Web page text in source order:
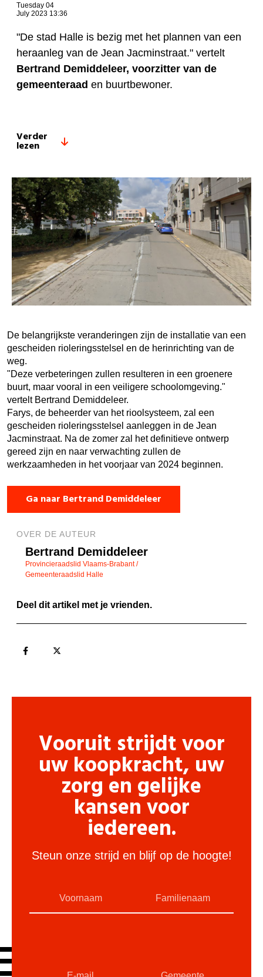
Tuesday 04
July 2023 13:36
"De stad Halle is bezig met het plannen van een
heraanleg van de Jean Jacminstraat." vertelt
Bertrand Demiddeleer, voorzitter van de
gemeenteraad en buurtbewoner.
Verder
lezen
De belangrijkste veranderingen zijn de installatie van een
gescheiden rioleringsstelsel en de herinrichting van de
weg.
"Deze verbeteringen zullen resulteren in een groenere
buurt, maar vooral in een veiligere schoolomgeving."
vertelt Bertrand Demiddeleer.
Farys, de beheerder van het rioolsysteem, zal een
gescheiden rioleringsstelsel aanleggen in de Jean
Jacminstraat. Na de zomer zal het definitieve ontwerp
gereed zijn en naar verwachting zullen de
werkzaamheden in het voorjaar van 2024 beginnen.
Ga naar Bertrand Demiddeleer
OVER DE AUTEUR
Bertrand Demiddeleer
Provincieraadslid Vlaams-Brabant /
Gemeenteraadslid Halle
Deel dit artikel met je vrienden.
Vooruit strijdt voor
uw koopkracht, uw
zorg en gelijke
kansen voor
iedereen.
Steun onze strijd en blijf op de hoogte!